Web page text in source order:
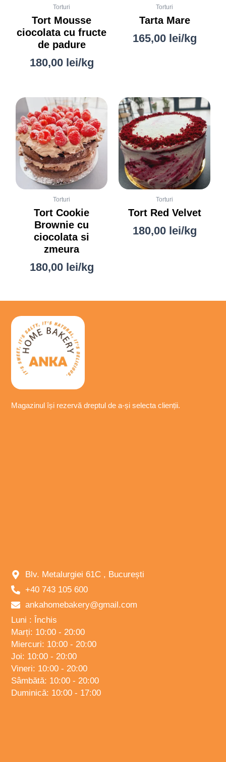
Torturi
Tort Mousse
ciocolata cu fructe
de padure
180,00 lei/kg
Torturi
Tarta Mare
165,00 lei/kg
fi
alese
pagina
Torturi
Tort Cookie
Brownie cu
ciocolata si
zmeura
180,00 lei/kg
Torturi
Tort Red Velvet
180,00 lei/kg
Magazinul își rezervă dreptul de a-și selecta clienții.
Blv. Metalurgiei 61C , București
+40 743 105 600
ankahomebakery@gmail.com
Luni : Închis
Marți: 10:00 - 20:00
Miercuri: 10:00 - 20:00
Joi: 10:00 - 20:00
Vineri: 10:00 - 20:00
Sâmbătă: 10:00 - 20:00
Duminică: 10:00 - 17:00